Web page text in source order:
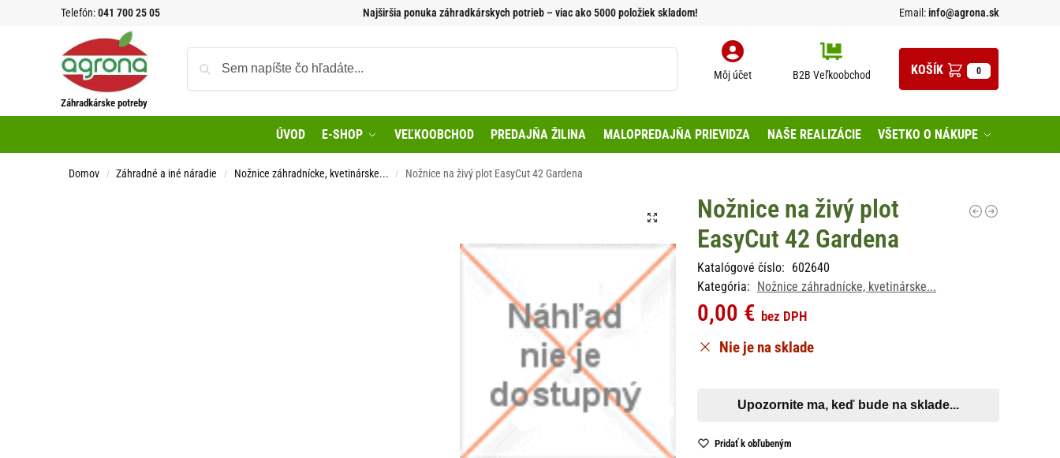
Telefón:041 700 25 05 Najširšia ponuka záhradkárskych potrieb – viac ako 5000 položiek skladom! Email:info@agrona.sk
Záhradkárske potreby
Môj účet B2B Veľkoobchod 0
ÚVOD E-SHOP VEĽKOOBCHOD PREDAJŇA ŽILINA MALOPREDAJŇA PRIEVIDZA NAŠE REALIZÁCIE VŠETKO O NÁKUPE
Domov / Záhradné a iné náradie / Nožnice záhradnícke, kvetinárske... / Nožnice na živý plot EasyCut 42 Gardena
Nožnice na živý plot
EasyCut 42 Gardena
Katalógové číslo: 602640
Kategória: Nožnice záhradnícke, kvetinárske...
0,00 € bez DPH
Nie je na sklade
Pridať k obľubeným